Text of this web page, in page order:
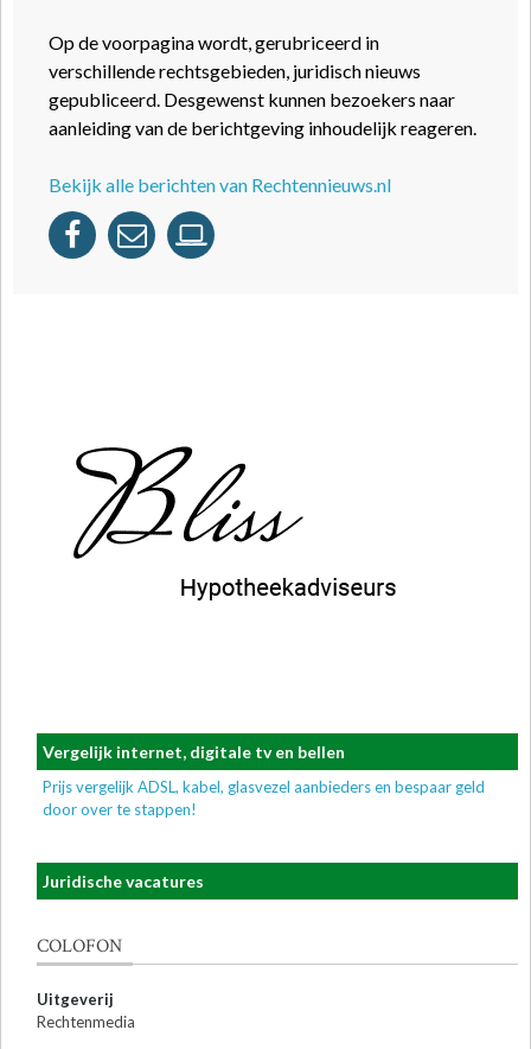
Op de voorpagina wordt, gerubriceerd in
verschillende rechtsgebieden, juridisch nieuws
gepubliceerd. Desgewenst kunnen bezoekers naar
aanleiding van de berichtgeving inhoudelijk reageren.
Bekijk alle berichten van Rechtennieuws.nl
Vergelijk internet, digitale tv en bellen
Prijs vergelijk ADSL, kabel, glasvezel aanbieders en bespaar geld
door over te stappen!
Juridische vacatures
COLOFON
Uitgeverij
Rechtenmedia